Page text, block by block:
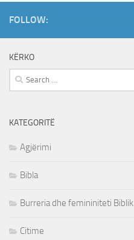
FOLLOW:
KËRKO
Search
for:
KATEGORITË
Agjërimi
Bibla
Burreria dhe femininiteti Biblik
Citime